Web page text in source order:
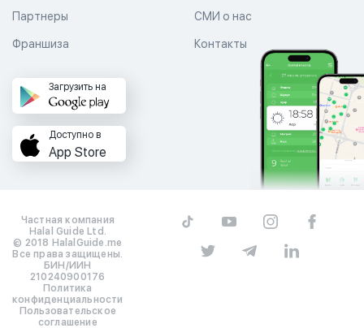
СМИ о нас
Контакты
Партнеры
Франшиза
Загрузить на
Доступно в
App Store
Частная компания
Halal Guide Ltd.
© 2018 HalalGuide.me
Все права защищены.
БИН/ИИН
210240900176
Политика
конфиденциальности
Пользовательское
соглашение